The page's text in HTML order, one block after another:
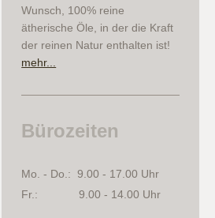
Wunsch, 100% reine
ätherische Öle, in der die Kraft
der reinen Natur enthalten ist!
mehr...
Bürozeiten
Mo. - Do.: 9.00 - 17.00 Uhr
Fr.: 9.00 - 14.00 Uhr